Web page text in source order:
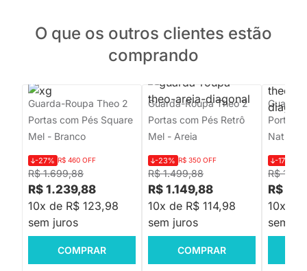
O que os outros clientes estão
comprando
Guarda-Roupa Theo 2
Portas com Pés Square
Mel - Branco
R$ 1.699,88
-27% R$ 460 OFF
R$ 1.239,88
10x de R$ 123,98
sem juros
COMPRAR
Guarda-Roupa Theo 2
Portas com Pés Retrô
Mel - Areia
R$ 1.499,88
-23% R$ 350 OFF
R$ 1.149,88
10x de R$ 114,98
sem juros
COMPRAR
Portas
Natural
R$
-17%
R$
10x de
sem